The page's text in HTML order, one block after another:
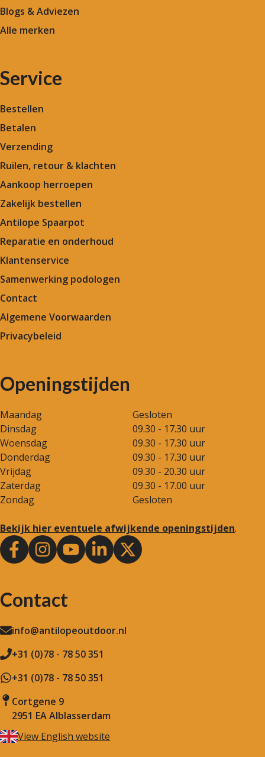
Blogs & Adviezen
Alle merken
Service
Bestellen
Betalen
Verzending
Ruilen, retour & klachten
Aankoop herroepen
Zakelijk bestellen
Antilope Spaarpot
Reparatie en onderhoud
Klantenservice
Samenwerking podologen
Contact
Algemene Voorwaarden
Privacybeleid
Openingstijden
Maandag
Gesloten
Dinsdag
09.30 - 17.30 uur
Woensdag
09.30 - 17.30 uur
Donderdag
09.30 - 17.30 uur
Vrijdag
09.30 - 20.30 uur
Zaterdag
09.30 - 17.00 uur
Zondag
Gesloten
Bekijk hier eventuele afwijkende openingstijden.
Contact
info@antilopeoutdoor.nl
+31 (0)78 - 78 50 351
+31 (0)78 - 78 50 351
Cortgene 9
2951 EA Alblasserdam
View English website